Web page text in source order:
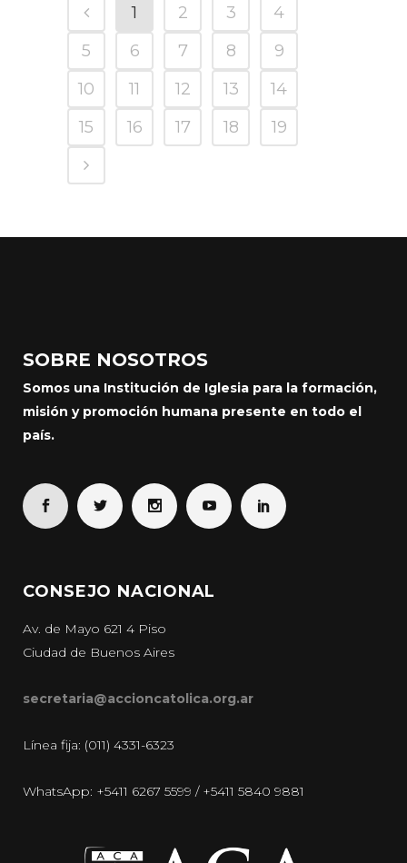
1 2 3
4
5
6 7 8
9
10
11 12 13
14
15
16 17 18 19
SOBRE NOSOTROS
Somos una Institución de Iglesia para la formación,
misión y promoción humana presente en todo el
país.
CONSEJO NACIONAL
Av. de Mayo 621 4 Piso
Ciudad de Buenos Aires
secretaria@accioncatolica.org.ar
Línea fija: (011) 4331-6323
WhatsApp: +5411 6267 5599 / +5411 5840 9881